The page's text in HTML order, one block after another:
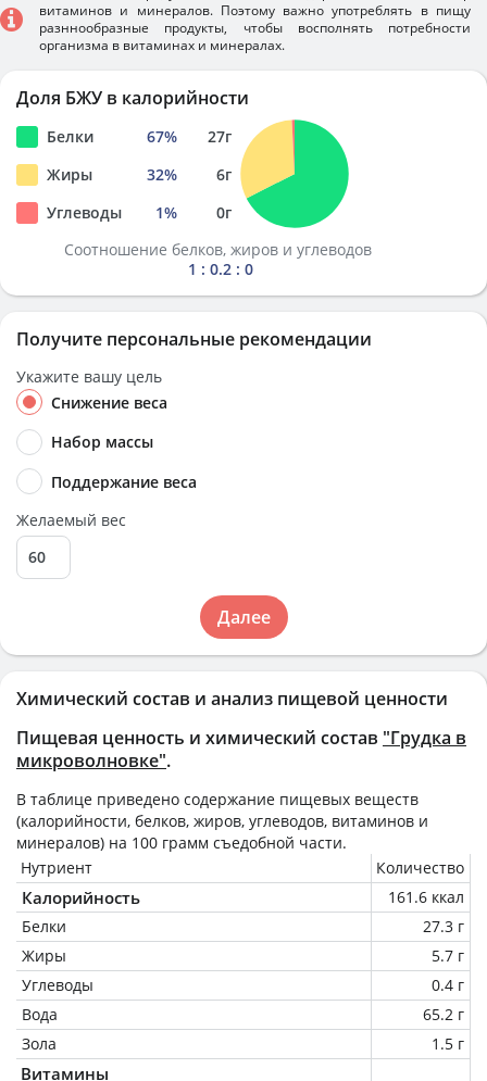
Химический состав и анализ пищевой ценности
Пищевая ценность и химический состав "Грудка в
микроволновке".
В таблице приведено содержание пищевых веществ
(калорийности, белков, жиров, углеводов, витаминов и
минералов) на 100 грамм съедобной части.
Нутриент
Количество
Калорийность
161.6 ккал
Белки
27.3 г
Жиры
5.7 г
Углеводы
0.4 г
Вода
65.2 г
Зола
1.5 г
Витамины
витаминов и минералов. Поэтому важно употреблять в пищу
разннообразные продукты, чтобы восполнять потребности
организма в витаминах и минералах.
Доля БЖУ в калорийности
Белки 67% 27г
Жиры
32% 6г
Углеводы
1% 0г
Соотношение белков, жиров и углеводов
1 : 0.2 : 0
Получите персональные рекомендации
Укажите вашу цель
Снижение веса
Набор массы
Поддержание веса
Желаемый вес
Далее